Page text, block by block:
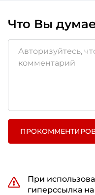
Что Вы
При
гиперссылка